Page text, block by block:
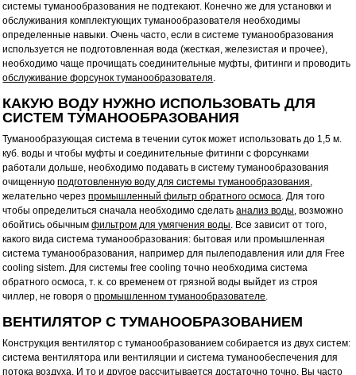
системы туманообразования не подтекают. Конечно же для установки и
обслуживания комплектующих туманообразователя необходимы
определенные навыки. Очень часто, если в системе туманообразования
используется не подготовленная вода (жесткая, железистая и прочее),
необходимо чаще прочищать соединительные муфты, фитинги и проводить
обслуживание форсунок туманообразователя.
КАКУЮ ВОДУ НУЖНО ИСПОЛЬЗОВАТЬ ДЛЯ
СИСТЕМ ТУМАНООБРАЗОВАНИЯ
Туманообразующая система в течении суток может использовать до 1,5 м.
куб. воды и чтобы муфты и соединительные фитинги с форсунками
работали дольше, необходимо подавать в систему туманообразования
очищеннуюподготовленную воду для системы туманообразования,
желательно черезпромышленный фильтр обратного осмоса. Для того
чтобы определиться сначала необходимо сделатьанализ воды, возможно
обойтись обычнымфильтром для умягчения воды. Все зависит от того,
какого вида система туманообразования: бытовая или промышленная
система туманообразования, например для пылеподавления или для Free
cooling sistem. Для системы free cooling точно необходима система
обратного осмоса, т. к. со временем от грязной воды выйдет из строя
чиллер, не говоря опромышленном туманообразователе.
ВЕНТИЛЯТОР С ТУМАНООБРАЗОВАНИЕМ
Конструкция вентилятор с туманообразованием собирается из двух систем:
система вентилятора или вентиляции и система туманообеспечения для
потока воздуха. И то и другое рассчитывается достаточно точно. Вы часто